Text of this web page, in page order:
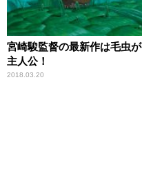
宮崎駿監督の最新作は毛虫が
主人公！
2018.03.20